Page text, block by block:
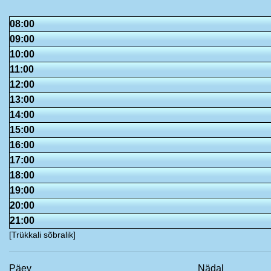
08:00
09:00
10:00
11:00
12:00
13:00
14:00
15:00
16:00
17:00
18:00
19:00
20:00
21:00
[Trükkali sõbralik]
Päev Nädal